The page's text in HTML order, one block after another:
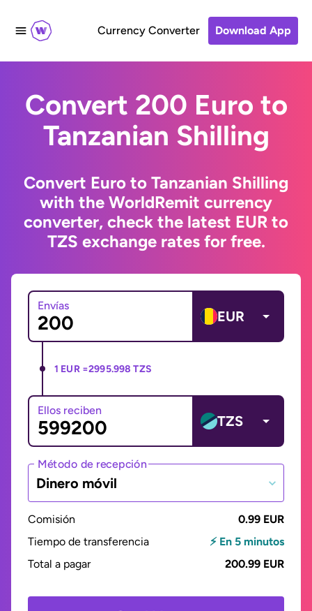
Currency Converter Download App
Convert 200 Euro to
Tanzanian Shilling
Convert Euro to Tanzanian Shilling
with the WorldRemit currency
converter, check the latest EUR to
TZS exchange rates for free.
Envías
EUR
1 EUR =2995.998 TZS
Ellos reciben
TZS
Método de recepción
Dinero móvil
Comisión
0.99 EUR
Tiempo de transferencia
⚡ En 5 minutos
Total a pagar
200.99 EUR